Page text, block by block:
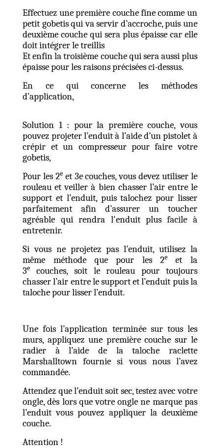
Effectuez une première couche fine comme un
petit gobetis qui va servir d’accroche, puis une
deuxième couche qui sera plus épaisse car elle
doit intégrer le treillis
Et enfin la troisième couche qui sera aussi plus
épaisse pour les raisons précisées ci-dessus.
En ce qui concerne les méthodes
d’application,
Solution 1 : pour la première couche, vous
pouvez projeter l’enduit à l’aide d’un pistolet à
crépir et un compresseur pour faire votre
gobetis,
Pour les 2eet 3e couches, vous devez utiliser le
rouleau et veiller à bien chasser l’air entre le
support et l’enduit, puis talochez pour lisser
parfaitement afin d’assurer un toucher
agréable qui rendra l'enduit plus facile à
entretenir.
Si vous ne projetez pas l’enduit, utilisez la
même méthode que pour les 2e
et la
3e
couches, soit le rouleau pour toujours
chasser l’air entre le support et l’enduit puis la
taloche pour lisser l’enduit.
Une fois l’application terminée sur tous les
murs, appliquez une première couche sur le
radier à l’aide de la taloche raclette
Marshalltown fournie si vous nous l’avez
commandée.
Attendez que l’enduit soit sec, testez avec votre
ongle, dès lors que votre ongle ne marque pas
l’enduit vous pouvez appliquer la deuxième
couche.
Attention !